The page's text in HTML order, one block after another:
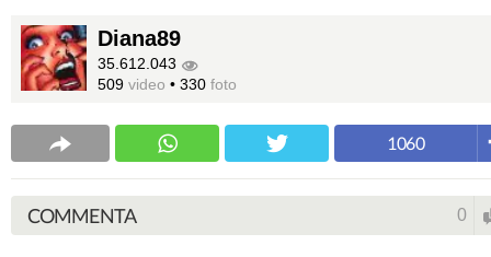
Diana89
35.612.043
509 video • 330 foto
1060
COMMENTA 0